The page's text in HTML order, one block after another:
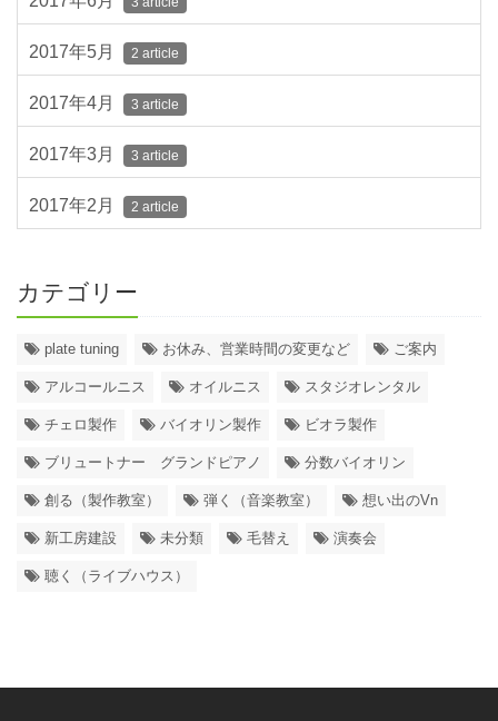
2017年5月 2 article
2017年4月 3 article
2017年3月 3 article
2017年2月 2 article
カテゴリー
plate tuning お休み、営業時間の変更など ご案内
アルコールニス オイルニス スタジオレンタル
チェロ製作 バイオリン製作 ビオラ製作
ブリュートナー グランドピアノ 分数バイオリン
創る（製作教室） 弾く（音楽教室） 想い出のVn
新工房建設 未分類 毛替え 演奏会
聴く（ライブハウス）